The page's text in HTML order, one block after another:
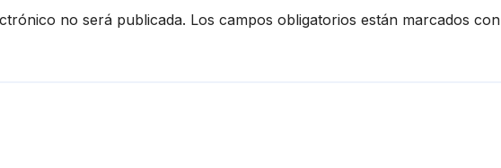
no será publicada. Los campos obligatorios están marcados con